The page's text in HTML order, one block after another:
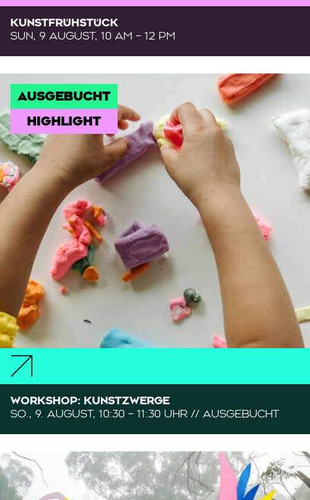
KUNSTFRÜHSTÜCK
SUN, 9 AUGUST, 10 AM – 12 PM
AUSGEBUCHT
HIGHLIGHT
WORKSHOP: KUNSTZWERGE
SO., 9. AUGUST, 10:30 – 11:30 UHR // AUSGEBUCHT